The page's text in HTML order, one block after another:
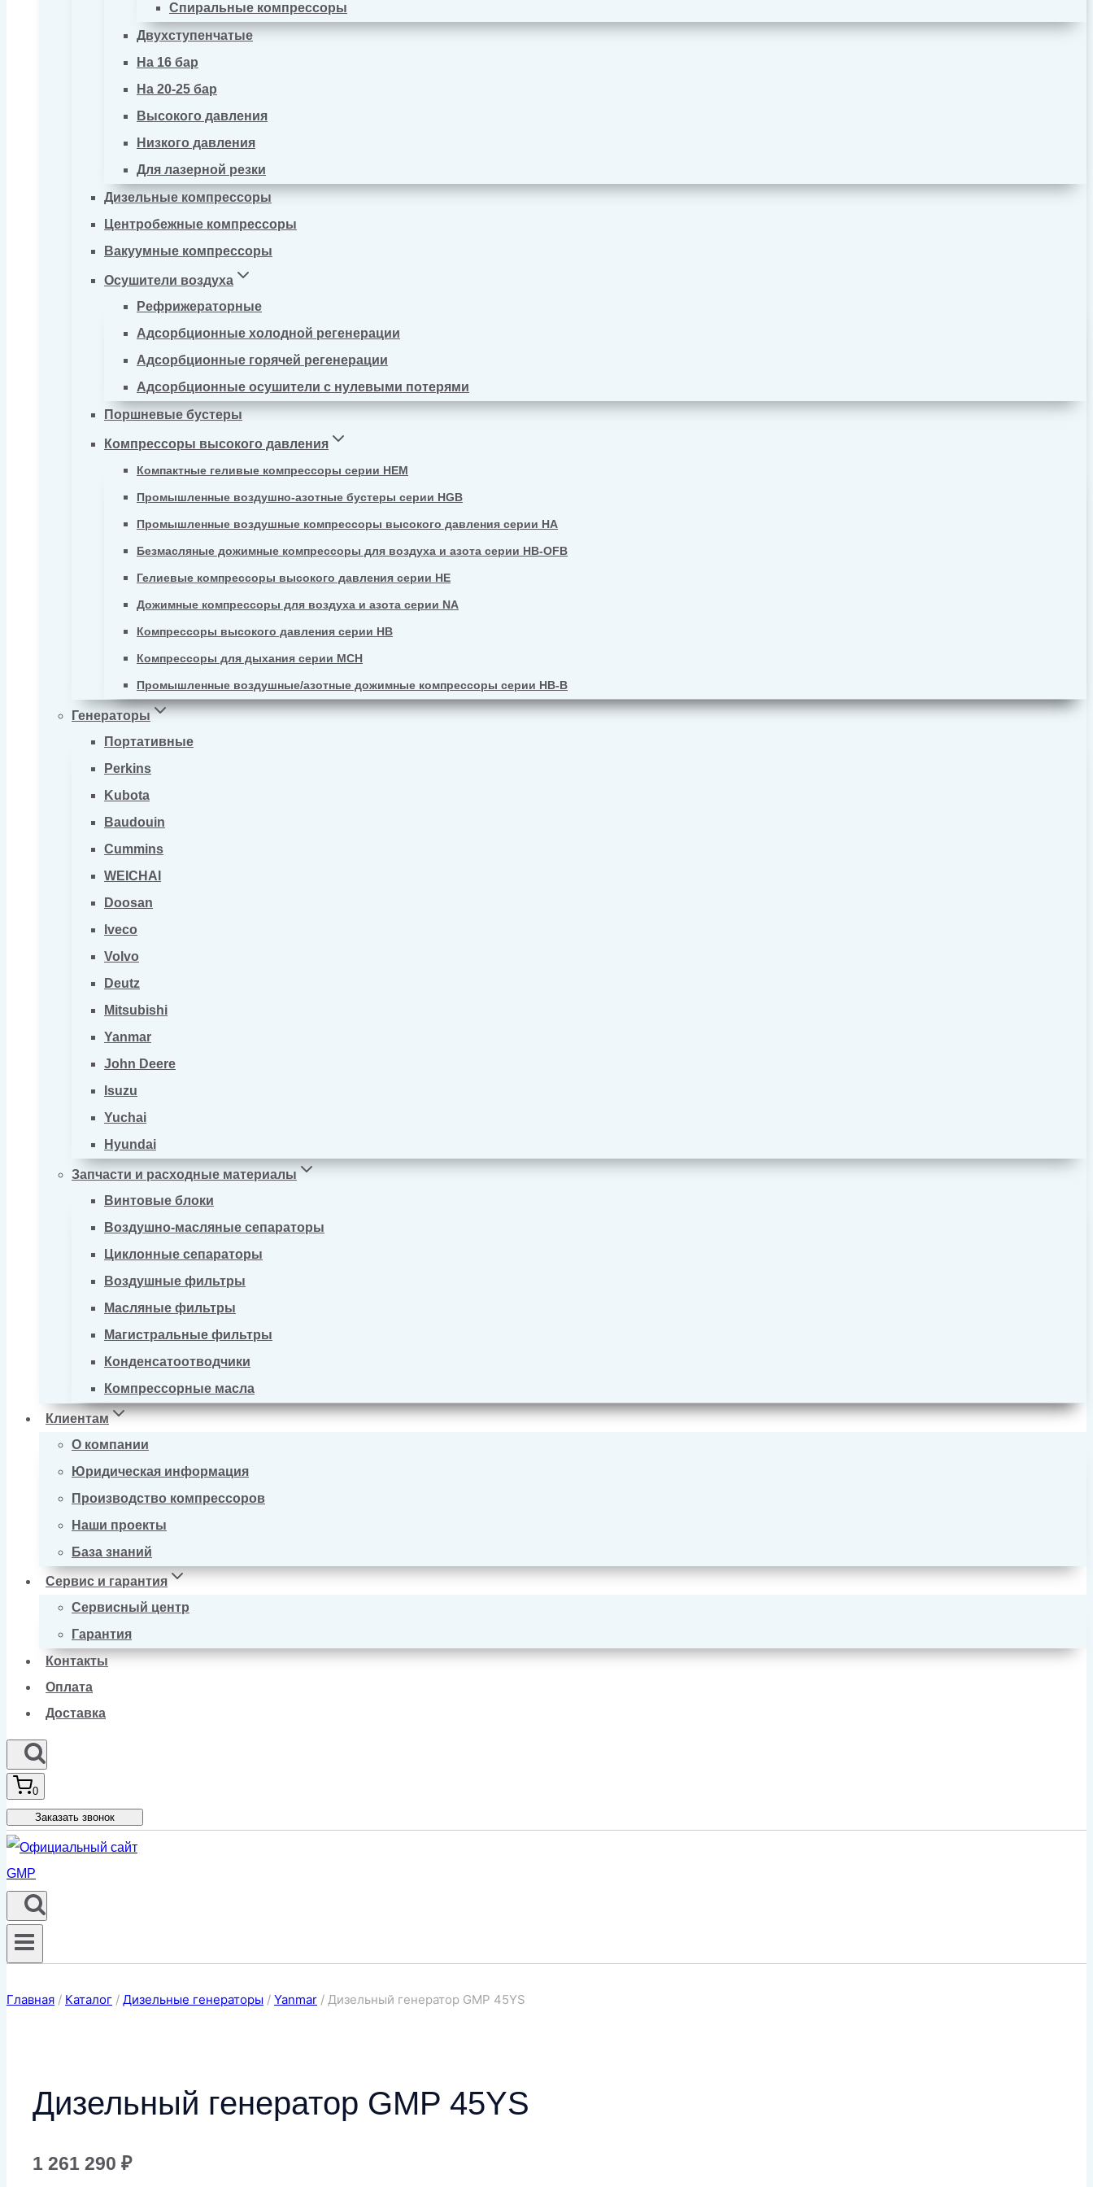
Спиральные компрессоры
Двухступенчатые
На 16 бар
На 20-25 бар
Высокого давления
Низкого давления
Для лазерной резки
Дизельные компрессоры
Центробежные компрессоры
Вакуумные компрессоры
Осушители воздуха
Рефрижераторные
Адсорбционные холодной регенерации
Адсорбционные горячей регенерации
Адсорбционные осушители с нулевыми потерями
Поршневые бустеры
Компрессоры высокого давления
Компактные геливые компрессоры серии HEM
Промышленные воздушно-азотные бустеры серии HGB
Промышленные воздушные компрессоры высокого давления серии HA
Безмасляные дожимные компрессоры для воздуха и азота серии HB-OFB
Гелиевые компрессоры высокого давления серии HE
Дожимные компрессоры для воздуха и азота серии NA
Компрессоры высокого давления серии HB
Компрессоры для дыхания серии MCH
Промышленные воздушные/азотные дожимные компрессоры серии HB-B
Генераторы
Портативные
Perkins
Kubota
Baudouin
Cummins
WEICHAI
Doosan
Iveco
Volvo
Deutz
Mitsubishi
Yanmar
John Deere
Isuzu
Yuchai
Hyundai
Запчасти и расходные материалы
Винтовые блоки
Воздушно-масляные сепараторы
Циклонные сепараторы
Воздушные фильтры
Масляные фильтры
Магистральные фильтры
Конденсатоотводчики
Компрессорные масла
Клиентам
О компании
Юридическая информация
Производство компрессоров
Наши проекты
База знаний
Сервис и гарантия
Сервисный центр
Гарантия
Контакты
Оплата
Доставка
0
Заказать звонок
Главная / Каталог / Дизельные генераторы / Yanmar / Дизельный генератор GMP 45YS
Дизельный генератор GMP 45YS
1 261 290 ₽